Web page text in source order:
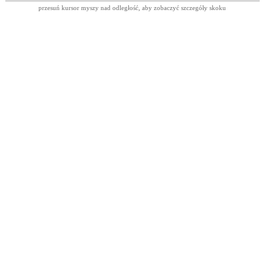
przesuń kursor myszy nad odległość, aby zobaczyć szczegóły skoku